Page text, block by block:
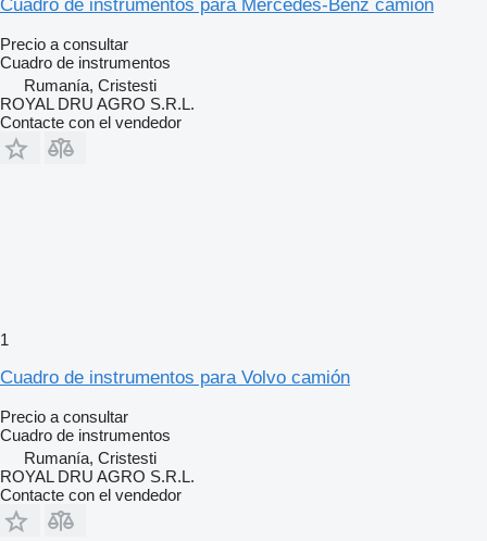
Cuadro de instrumentos para Mercedes-Benz camión
Precio a consultar
Cuadro de instrumentos
Rumanía, Cristesti
ROYAL DRU AGRO S.R.L.
Contacte con el vendedor
1
Cuadro de instrumentos para Volvo camión
Precio a consultar
Cuadro de instrumentos
Rumanía, Cristesti
ROYAL DRU AGRO S.R.L.
Contacte con el vendedor